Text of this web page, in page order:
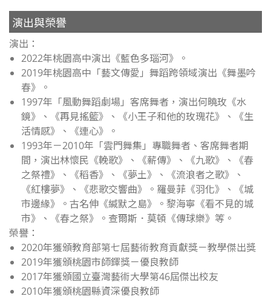
演出與榮譽
演出：
2022年桃園高中演出《藍色多瑙河》。
2019年桃園高中「藝文傳愛」舞蹈跨領域演出《舞墨吟
春》。
1997年「風動舞蹈劇場」客席舞者，演出何曉玫《水
鏡》、《再見搖籃》、《小王子和他的玫瑰花》、《生
活情感》、《連心》。
1993年－2010年「雲門舞集」專職舞者、客席舞者期
間，演出林懷民《輓歌》、《薪傳》、《九歌》、《春
之祭禮》、《稻香》、《夢土》、《流浪者之歌》、
《紅樓夢》、《悲歌交響曲》。羅曼菲《羽化》、《城
市邊緣》。古名伸《緘默之島》。黎海寧《看不見的城
市》、《春之祭》。查爾斯．莫頓《傳球樂》等。
榮譽：
2020年獲頒教育部第七屆藝術教育貢獻獎－教學傑出獎
2019年獲頒桃園市師鐸獎－優良教師
2017年獲頒國立臺灣藝術大學第46屆傑出校友
2010年獲頒桃園縣資深優良教師